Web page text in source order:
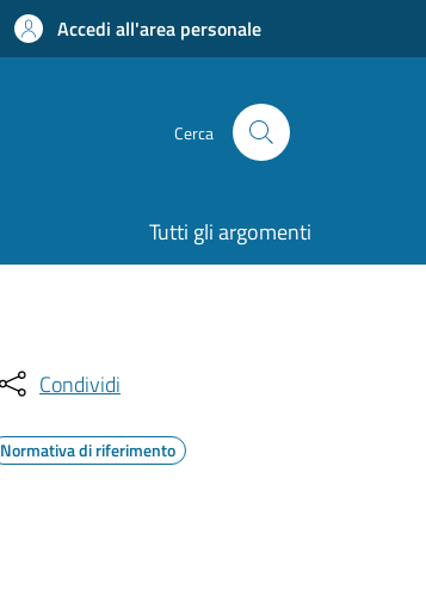
Accedi all'area personale
Cerca
Tutti gli argomenti
Condividi
Normativa di riferimento